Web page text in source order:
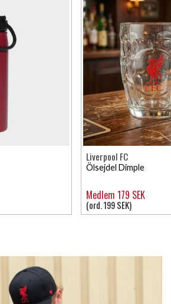
Liverpool FC
Ölsejdel Dimple
Medlem 179 SEK
(ord. 199 SEK)